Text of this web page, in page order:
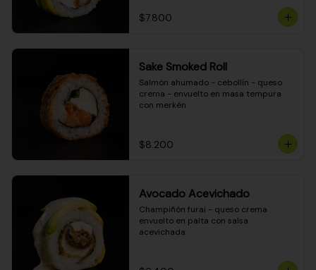
$7.800
Sake Smoked Roll
Salmón ahumado - cebollín - queso
crema - envuelto en masa tempura
con merkén
$8.200
Avocado Acevichado
Champiñón furai - queso crema
envuelto en palta con salsa
acevichada